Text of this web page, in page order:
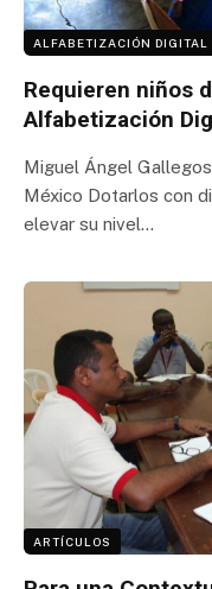
ALFABETIZACIÓN DIGITAL
Requieren niños
Alfabetización
Miguel Ángel
México Dotarlos con
elevar su nivel…
ARTÍCULOS